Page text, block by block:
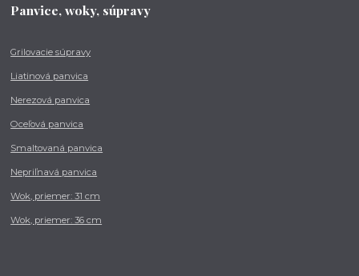
Panvice, woky, súpravy
Grilovacie súpravy
Liatinová panvica
Nerezová panvica
Oceľová panvica
Smaltovaná panvica
Nepriľnavá panvica
Wok, priemer: 31 cm
Wok, priemer: 36 cm